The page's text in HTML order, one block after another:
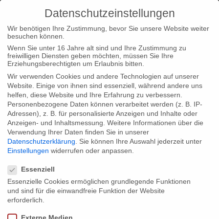
Home Type|News
Premiere in Berlin of “Jürgen Böttcher –
Ma Vie/My Life” at the Martin-Gropius-Bau
Premiere in Berlin of “Jürgen Böttcher –
Ma Vie/My Life” at the Martin-Gropius-
Our portrait about the great GDR-documentary filmmaker and
Datenschutzeinstellungen
Wir benötigen Ihre Zustimmung, bevor Sie unsere Website weiter
besuchen können.
Wenn Sie unter 16 Jahre alt sind und Ihre Zustimmung zu
freiwilligen Diensten geben möchten, müssen Sie Ihre
Erziehungsberechtigten um Erlaubnis bitten.
Wir verwenden Cookies und andere Technologien auf unserer
Website. Einige von ihnen sind essenziell, während andere uns
helfen, diese Website und Ihre Erfahrung zu verbessern.
Personenbezogene Daten können verarbeitet werden (z. B. IP-
Adressen), z. B. für personalisierte Anzeigen und Inhalte oder
Anzeigen- und Inhaltsmessung. Weitere Informationen über die
Verwendung Ihrer Daten finden Sie in unserer
Datenschutzerklärung
Sie können Ihre Auswahl jederzeit unter
Einstellungen widerrufen oder anpassen.
Essenziell
Essenzielle Cookies ermöglichen grundlegende Funktionen
und sind für die einwandfreie Funktion der Website
erforderlich.